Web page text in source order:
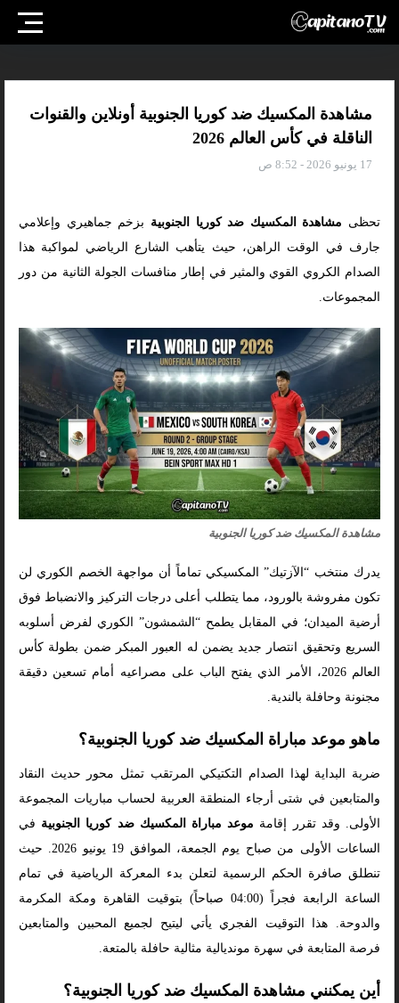
مشاهدة المكسيك ضد كوريا الجنوبية أونلاين والقنوات
الناقلة في كأس العالم 2026
17 يونيو 2026 - 8:52 ص
تحظى مشاهدة المكسيك ضد كوريا الجنوبية بزخم جماهيري وإعلامي
جارف في الوقت الراهن، حيث يتأهب الشارع الرياضي لمواكبة هذا
الصدام الكروي القوي والمثير في إطار منافسات الجولة الثانية من دور
المجموعات.
مشاهدة المكسيك ضد كوريا الجنوبية
يدرك منتخب “الآزتيك” المكسيكي تماماً أن مواجهة الخصم الكوري لن
تكون مفروشة بالورود، مما يتطلب أعلى درجات التركيز والانضباط فوق
أرضية الميدان؛ في المقابل يطمح “الشمشون” الكوري لفرض أسلوبه
السريع وتحقيق انتصار جديد يضمن له العبور المبكر ضمن بطولة كأس
العالم 2026، الأمر الذي يفتح الباب على مصراعيه أمام تسعين دقيقة
مجنونة وحافلة بالندية.
ماهو موعد مباراة المكسيك ضد كوريا الجنوبية؟
ضربة البداية لهذا الصدام التكتيكي المرتقب تمثل محور حديث النقاد
والمتابعين في شتى أرجاء المنطقة العربية لحساب مباريات المجموعة
الأولى. وقد تقرر إقامة موعد مباراة المكسيك ضد كوريا الجنوبية في
الساعات الأولى من صباح يوم الجمعة، الموافق 19 يونيو 2026. حيث
تنطلق صافرة الحكم الرسمية لتعلن بدء المعركة الرياضية في تمام
الساعة الرابعة فجراً (04:00 صباحاً) بتوقيت القاهرة ومكة المكرمة
والدوحة. هذا التوقيت الفجري يأتي ليتيح لجميع المحبين والمتابعين
فرصة المتابعة في سهرة مونديالية مثالية حافلة بالمتعة.
أين يمكنني مشاهدة المكسيك ضد كوريا الجنوبية؟